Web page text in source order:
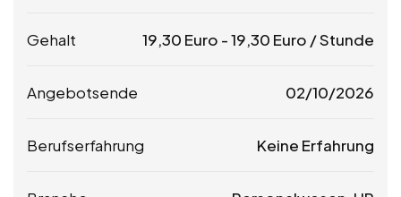
Gehalt 19,30 Euro -19,30 Euro / Stunde
Angebotsende 02/10/2026
Berufserfahrung Keine Erfahrung